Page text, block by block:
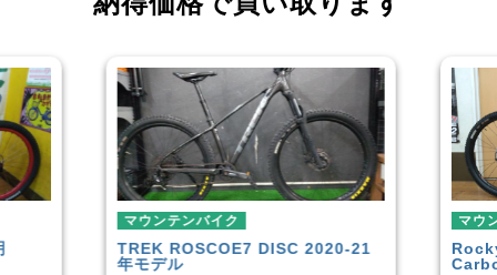
21
マウンテンバイク
Rocky MountainElement
Carbon30 2022年モデル
マ
年